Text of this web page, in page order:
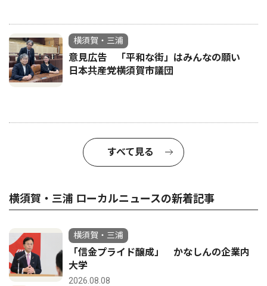
横須賀・三浦
意見広告 「平和な街」はみんなの願い
日本共産党横須賀市議団
すべて見る
横須賀・三浦 ローカルニュースの新着記事
横須賀・三浦
「信金プライド醸成」 かなしんの企業内
大学
2026.08.08